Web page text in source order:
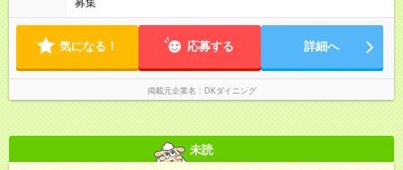
募集
気になる！ 応募する 詳細へ
掲載元企業名 DKダイニング
未読